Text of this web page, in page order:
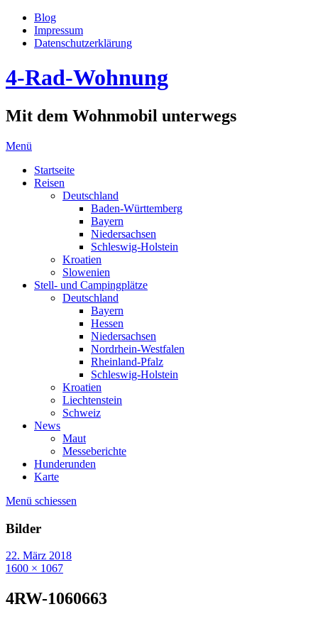
Blog
Impressum
Datenschutzerklärung
4-Rad-Wohnung
Mit dem Wohnmobil unterwegs
Menü
Startseite
Reisen
Deutschland
Baden-Württemberg
Bayern
Niedersachsen
Schleswig-Holstein
Kroatien
Slowenien
Stell- und Campingplätze
Deutschland
Bayern
Hessen
Niedersachsen
Nordrhein-Westfalen
Rheinland-Pfalz
Schleswig-Holstein
Kroatien
Liechtenstein
Schweiz
News
Maut
Messeberichte
Hunderunden
Karte
Menü schiessen
Bilder
22. März 2018
1600 × 1067
4RW-1060663